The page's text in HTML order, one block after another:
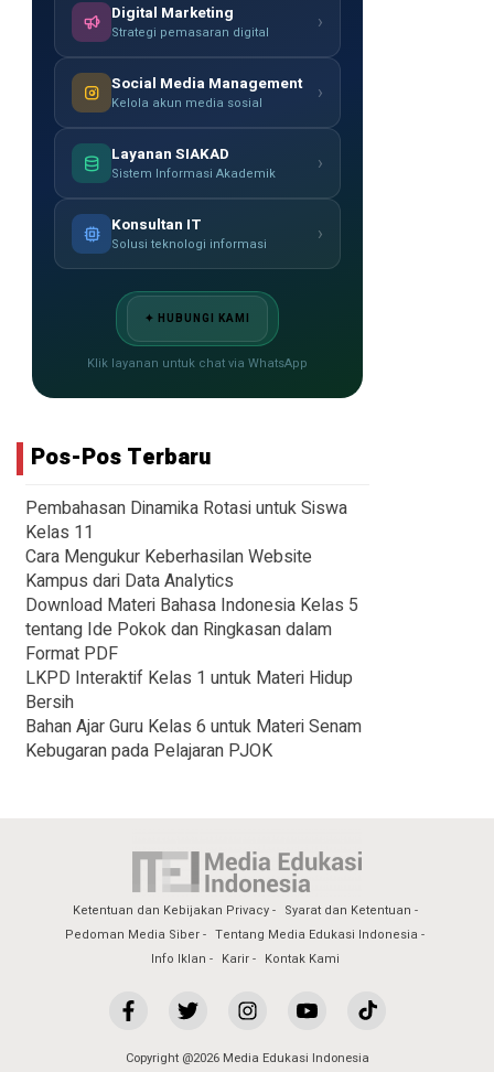
Digital Marketing
Strategi pemasaran digital ›
Social Media Management
Kelola akun media sosial ›
Layanan SIAKAD
Sistem Informasi Akademik ›
Konsultan IT
Solusi teknologi informasi ›
✦ HUBUNGI KAMI
Klik layanan untuk chat via WhatsApp
Pos-Pos Terbaru
Pembahasan Dinamika Rotasi untuk Siswa
Kelas 11
Cara Mengukur Keberhasilan Website
Kampus dari Data Analytics
Download Materi Bahasa Indonesia Kelas 5
tentang Ide Pokok dan Ringkasan dalam
Format PDF
LKPD Interaktif Kelas 1 untuk Materi Hidup
Bersih
Bahan Ajar Guru Kelas 6 untuk Materi Senam
Kebugaran pada Pelajaran PJOK
Ketentuan dan Kebijakan Privacy
Syarat dan Ketentuan
Pedoman Media Siber
Tentang Media Edukasi Indonesia
Info Iklan
Karir Kontak Kami
Copyright @2026 Media Edukasi Indonesia